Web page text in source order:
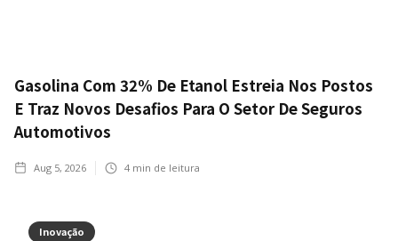
Gasolina Com 32% De Etanol Estreia Nos Postos
E Traz Novos Desafios Para O Setor De Seguros
Automotivos
Aug 5, 2026 4 min de leitura
Inovação